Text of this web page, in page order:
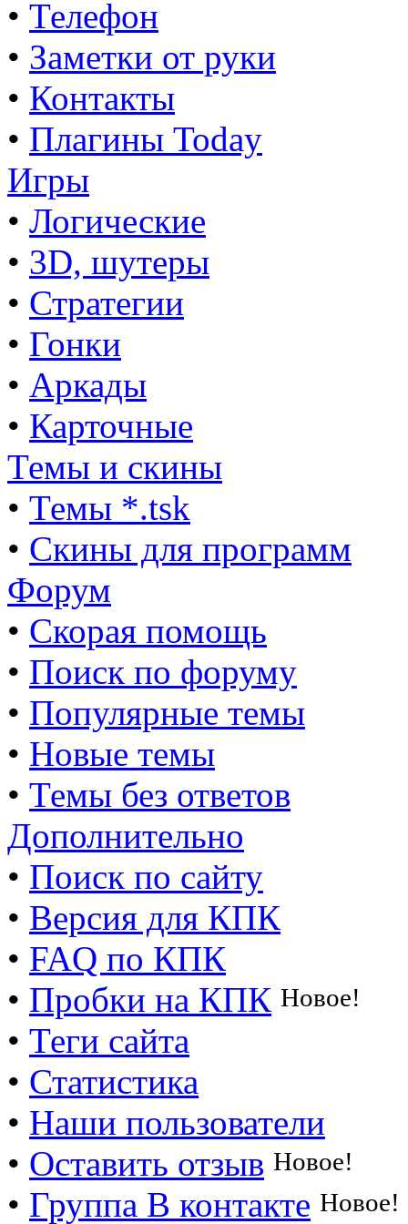
• Телефон
• Заметки от руки
• Контакты
• Плагины Today
Игры
• Логические
• 3D, шутеры
• Стратегии
• Гонки
• Аркады
• Карточные
Темы и скины
• Темы *.tsk
• Скины для программ
Форум
• Скорая помощь
• Поиск по форуму
• Популярные темы
• Новые темы
• Темы без ответов
Дополнительно
• Поиск по сайту
• Версия для КПК
• FAQ по КПК
• Пробки на КПК Новое!
• Теги сайта
• Статистика
• Наши пользователи
• Оставить отзыв Новое!
• Группа В контакте Новое!